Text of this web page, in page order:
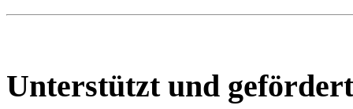
Unterstützt und